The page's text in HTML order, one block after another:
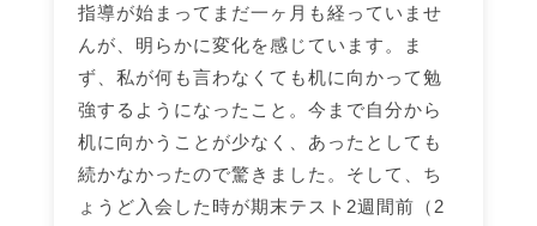
指導が始まってまだ一ヶ月も経っていませ
んが、明らかに変化を感じています。ま
ず、私が何も言わなくても机に向かって勉
強するようになったこと。今まで自分から
机に向かうことが少なく、あったとしても
続かなかったので驚きました。そして、ち
ょうど入会した時が期末テスト2週間前（2